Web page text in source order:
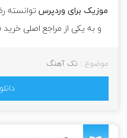
موزیک برای وردپرس توانسته
و به یکی از مراجع اصلی
موضوع : تک آهنگ